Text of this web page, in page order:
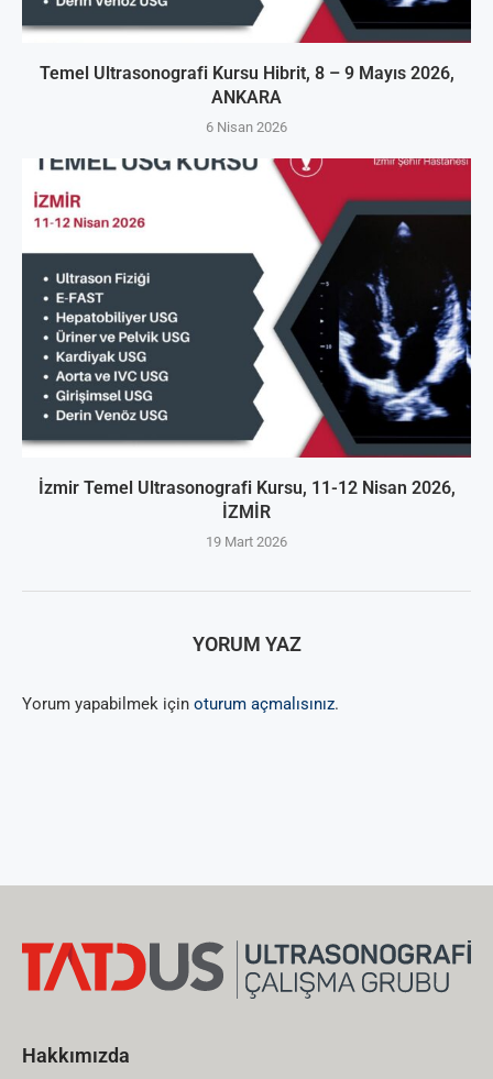
Temel Ultrasonografi Kursu Hibrit, 8 – 9 Mayıs 2026,
ANKARA
6 Nisan 2026
İzmir Temel Ultrasonografi Kursu, 11-12 Nisan 2026,
İZMİR
19 Mart 2026
YORUM YAZ
Yorum yapabilmek için oturum açmalısınız.
Hakkımızda